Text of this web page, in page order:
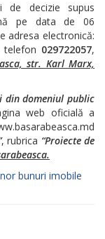
de decizie supus
pe data de 06
adresa electronică:
telefon 029722057,
str. Karl Marx,
din domeniul public
web oficială a
, rubrica “Proiecte de
bunuri imobile